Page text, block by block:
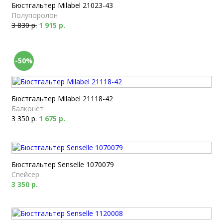
Бюстгальтер Milabel 21023-43
Полупоролон
3 830 р. 1 915 р.
-50%
Бюстгальтер Milabel 21118-42
Балконет
3 350 р. 1 675 р.
Бюстгальтер Senselle 1070079
Спейсер
3 350 р.